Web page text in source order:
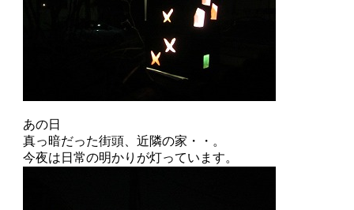
あの日
真っ暗だった街頭、近隣の家・・。
今夜は日常の明かりが灯っています。